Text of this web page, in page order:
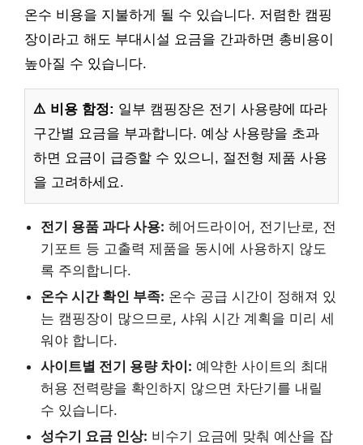
온수 비용을 지불하게 될 수 있습니다. 저렴한 캠핑
장이라고 해도 부대시설 요금을 간과하면 총비용이
높아질 수 있습니다.
⚠️ 비용 함정: 일부 캠핑장은 전기 사용량에 따라
구간별 요금을 부과합니다. 예상 사용량을 초과
하면 요금이 급증할 수 있으니, 절전형 제품 사용
을 고려하세요.
전기 용품 과다 사용: 헤어드라이어, 전기난로, 전
기포트 등 고출력 제품을 동시에 사용하지 않도
록 주의합니다.
온수 시간 확인 부족: 온수 공급 시간이 정해져 있
는 캠핑장이 많으므로, 샤워 시간 계획을 미리 세
워야 합니다.
사이트별 전기 용량 차이: 예약한 사이트의 최대
허용 전력량을 확인하지 않으면 차단기를 내릴
수 있습니다.
성수기 요금 인상: 비수기 요금에 맞춰 예산을 잡